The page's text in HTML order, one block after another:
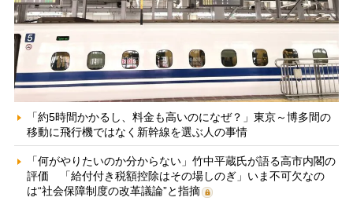
「約5時間かかるし、料金も高いのになぜ？」東京～博多間の
移動に飛行機ではなく新幹線を選ぶ人の事情
「何がやりたいのか分からない」竹中平蔵氏が語る高市内閣の
評価 「給付付き税額控除はその場しのぎ」いま不可欠なの
は“社会保障制度の改革議論”と指摘